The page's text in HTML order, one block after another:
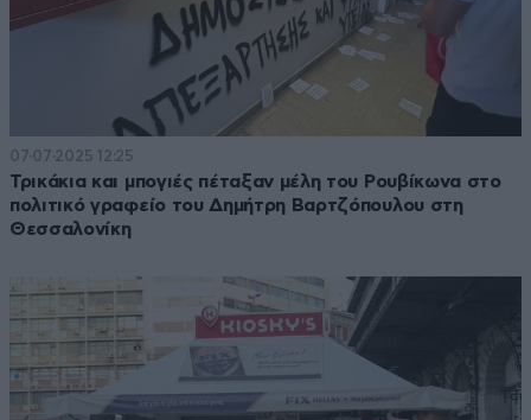
07·07·2025 12:25
Τρικάκια και μπογιές πέταξαν μέλη του Ρουβίκωνα στο
πολιτικό γραφείο του Δημήτρη Βαρτζόπουλου στη
Θεσσαλονίκη